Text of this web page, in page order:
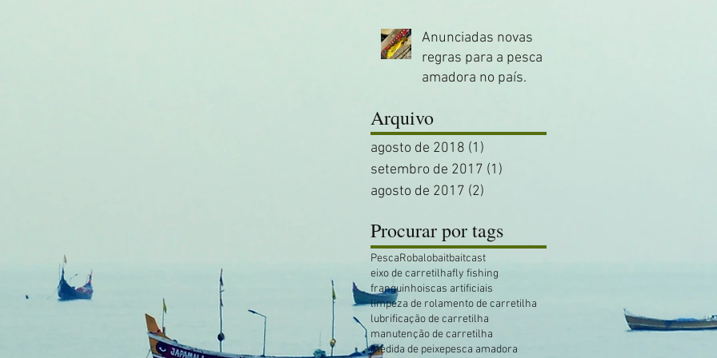
Anunciadas novas
regras para a pesca
amadora no país.
Arquivo
agosto de 2018 (1)
setembro de 2017 (1)
agosto de 2017 (2)
Procurar por tags
PescaRobalobaitbaitcast
eixo de carretilhafly fishing
franguinhoiscas artificiais
limpeza de rolamento de carretilha
lubrificação de carretilha
manutenção de carretilha
medida de peixepesca amadora